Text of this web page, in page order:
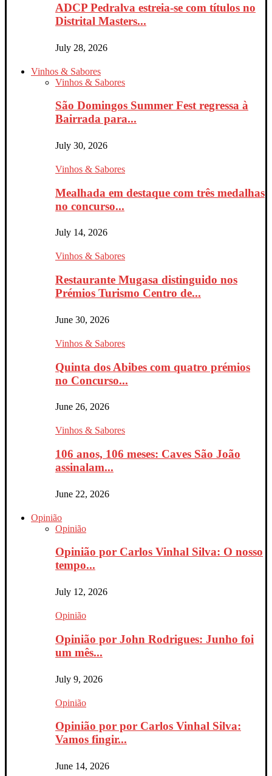
ADCP Pedralva estreia-se com títulos no
Distrital Masters...
July 28, 2026
Vinhos & Sabores
Vinhos & Sabores
São Domingos Summer Fest regressa à
Bairrada para...
July 30, 2026
Vinhos & Sabores
Mealhada em destaque com três medalhas
no concurso...
July 14, 2026
Vinhos & Sabores
Restaurante Mugasa distinguido nos
Prémios Turismo Centro de...
June 30, 2026
Vinhos & Sabores
Quinta dos Abibes com quatro prémios
no Concurso...
June 26, 2026
Vinhos & Sabores
106 anos, 106 meses: Caves São João
assinalam...
June 22, 2026
Opinião
Opinião
Opinião por Carlos Vinhal Silva: O nosso
tempo...
July 12, 2026
Opinião
Opinião por John Rodrigues: Junho foi
um mês...
July 9, 2026
Opinião
Opinião por por Carlos Vinhal Silva:
Vamos fingir...
June 14, 2026